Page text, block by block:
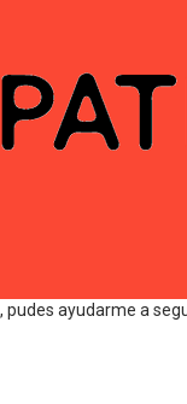
pudes ayudarme a